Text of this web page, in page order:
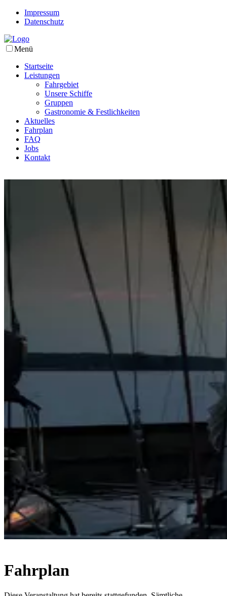
Impressum
Datenschutz
Menü
Startseite
Leistungen
Fahrgebiet
Unsere Schiffe
Gruppen
Gastronomie & Festlichkeiten
Aktuelles
Fahrplan
FAQ
Jobs
Kontakt
Fahrplan